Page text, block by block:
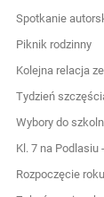
Spotkanie
Piknik rodzinny
Kolejna relacja
Tydzień
Wybory do
Kl. 7 na
Rozpoczęcie